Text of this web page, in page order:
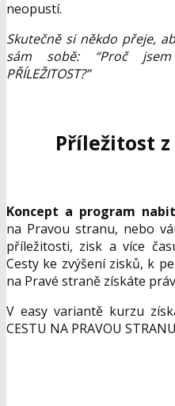
neopustí.
Skutečně si někdo přeje,
sám sobě: “Proč
PŘÍLEŽITOST?”
Příležitost
Koncept a program
na Pravou stranu, nebo
příležitosti, zisk a více
Cesty ke zvýšení zisků, k
na Pravé straně získáte
V easy variantě kurzu
CESTU NA PRAVOU